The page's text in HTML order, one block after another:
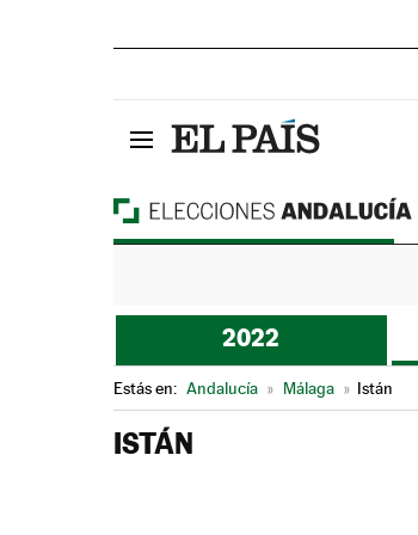
2022
Estás en: Andalucía » Málaga » Istán
ISTÁN